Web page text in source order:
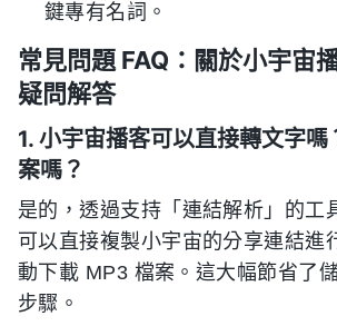
鍵專有名詞。
常見問題 FAQ：關於小宇宙
疑問解答
1. 小宇宙播客可以直接轉文字
案嗎？
是的，透過支持「連結解析」的工
可以直接複製小宇宙的分享連結進
動下載 MP3 檔案。這大幅節省了
步驟。